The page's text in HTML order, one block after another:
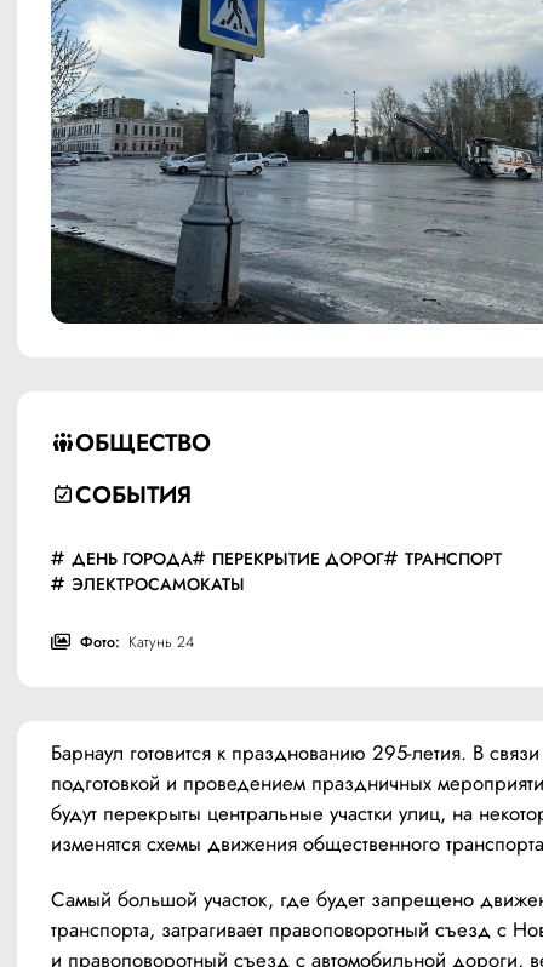
ОБЩЕСТВО
СОБЫТИЯ
ДЕНЬ ГОРОДА ПЕРЕКРЫТИЕ ДОРОГ
ТРАНСПОРТ
ЭЛЕКТРОСАМОКАТЫ
Фото: Катунь 24
Барнаул готовится к празднованию 295-летия. В
подготовкой и проведением праздничных
будут перекрыты центральные участки улиц, на
изменятся схемы движения общественного
Самый большой участок, где будет запрещено
транспорта, затрагивает правоповоротный съезд с
и правоповоротный съезд с автомобильной дороги,